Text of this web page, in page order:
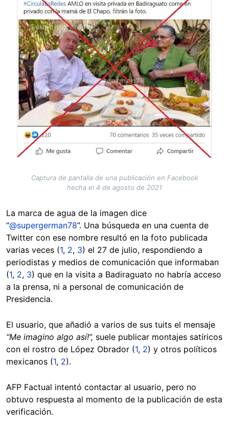
Captura de pantalla de una publicación en Facebook
hecha el 4 de agosto de 2021
La marca de agua de la imagen dice
“@supergerman78”. Una búsqueda en una cuenta de
Twitter con ese nombre resultó en la foto publicada
varias veces (1, 2, 3) el 27 de julio, respondiendo a
periodistas y medios de comunicación que informaban
(1, 2, 3) que en la visita a Badiraguato no habría acceso
a la prensa, ni a personal de comunicación de
Presidencia.
El usuario, que añadió a varios de sus tuits el mensaje
“Me imagino algo así!”, suele publicar montajes satíricos
con el rostro de López Obrador (1, 2) y otros políticos
mexicanos (1, 2).
AFP Factual intentó contactar al usuario, pero no
obtuvo respuesta al momento de la publicación de esta
verificación.